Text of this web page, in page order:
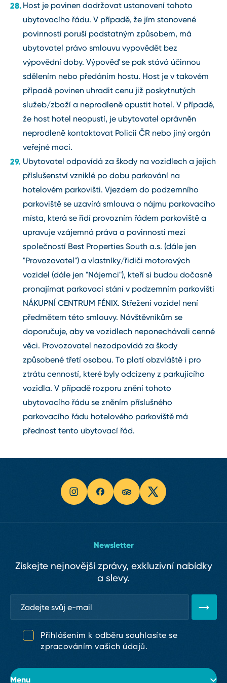
Host je povinen dodržovat ustanovení tohoto
ubytovacího řádu. V případě, že jím stanovené
povinnosti poruší podstatným způsobem, má
ubytovatel právo smlouvu vypovědět bez
výpovědní doby. Výpověď se pak stává účinnou
sdělením nebo předáním hostu. Host je v takovém
případě povinen uhradit cenu již poskytnutých
služeb/zboží a neprodleně opustit hotel. V případě,
že host hotel neopustí, je ubytovatel oprávněn
neprodleně kontaktovat Policii ČR nebo jiný orgán
veřejné moci.
Ubytovatel odpovídá za škody na vozidlech a jejich
příslušenství vzniklé po dobu parkování na
hotelovém parkovišti. Vjezdem do podzemního
parkoviště se uzavírá smlouva o nájmu parkovacího
místa, která se řídí provozním řádem parkoviště a
upravuje vzájemná práva a povinnosti mezi
společností Best Properties South a.s. (dále jen
"Provozovatel") a vlastníky/řidiči motorových
vozidel (dále jen "Nájemci"), kteří si budou dočasně
pronajímat parkovací stání v podzemním parkovišti
NÁKUPNÍ CENTRUM FÉNIX. Střežení vozidel není
předmětem této smlouvy. Návštěvníkům se
doporučuje, aby ve vozidlech neponechávali cenné
věci. Provozovatel nezodpovídá za škody
způsobené třetí osobou. To platí obzvláště i pro
ztrátu cenností, které byly odcizeny z parkujícího
vozidla. V případě rozporu znění tohoto
ubytovacího řádu se zněním příslušného
parkovacího řádu hotelového parkoviště má
přednost tento ubytovací řád.
Menu
Newsletter
Získejte nejnovější zprávy, exkluzivní nabídky
a slevy.
Přihlášením k odběru souhlasíte se
zpracováním vašich údajů.